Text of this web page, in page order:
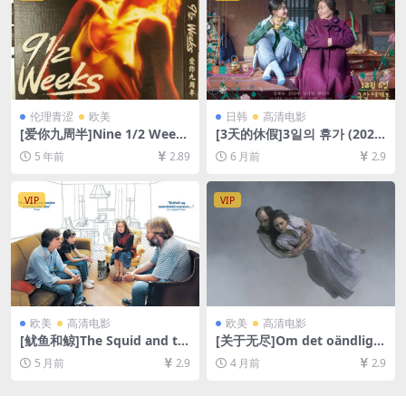
伦理青涩 欧美
[爱你九周半]Nine 1/2 Weeks
(1986)[百度网盘+迅雷云盘资
源1080P超清未删减][MP4/7.
+防和谐压缩包（含解压密
码）】
5 年前 2.89
日韩 高清电影
[3天的休假]3일의 휴가 (2023)
[百度网盘+夸克网盘1080P超
清未删减资源][网盘在线播放/
6 月前 2.9
VIP
欧美 高清电影
[鱿鱼和鲸]The Squid and th
e Whale (2005)[百度网盘+夸
克网盘1080P超清未删减资源]
5 月前 2.9
VIP
欧美 高清电影
[关于无尽]Om det oändliga
(2019)[百度网盘+夸克网盘10
80P超清未删减资源][网盘在
4 月前 2.9